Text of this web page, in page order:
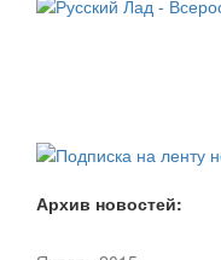
Архив новостей: